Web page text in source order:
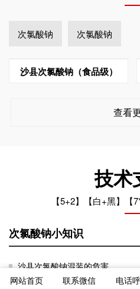
次氯酸钠 次氯酸钠
沙县次氯酸钠（食品级）
查看
技术
【5+2】【白+黑】【
次氯酸钠小知识
沙县次氯酸钠混装的危害
网站首页 联系微信 电话